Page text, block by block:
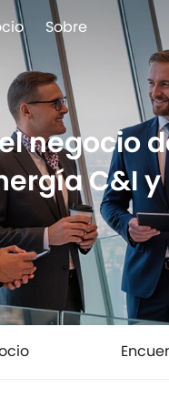
Sobre
negocio
C&I y